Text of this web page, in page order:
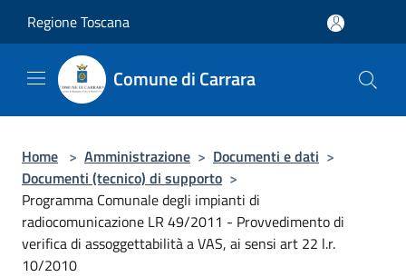
Regione Toscana
Comune di Carrara
Home > Amministrazione > Documenti e dati >
Documenti (tecnico) di supporto >
Programma Comunale degli impianti di
radiocomunicazione LR 49/2011 - Provvedimento di
verifica di assoggettabilità a VAS, ai sensi art 22 l.r.
10/2010